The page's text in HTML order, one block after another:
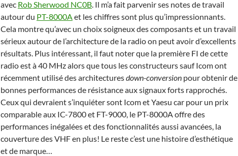
avec Rob Sherwood NC0B . Il m’a fait parvenir ses notes de travail
autour du PT-8000A et les chiffres sont plus qu’impressionnants.
Cela montre qu’avec un choix soigneux des composants et un travail
sérieux autour de l’architecture de la radio on peut avoir d’excellents
résultats. Plus intéressant, il faut noter que la première FI de cette
radio est à 40 MHz alors que tous les constructeurs sauf Icom ont
récemment utilisé des architecturesdown-conversion pour obtenir de
bonnes performances de résistance aux signaux forts rapprochés.
Ceux qui devraient s’inquiéter sont Icom et Yaesu car pour un prix
comparable aux IC-7800 et FT-9000, le PT-8000A offre des
performances inégalées et des fonctionnalités aussi avancées, la
couverture des VHF en plus! Le reste c’est une histoire d’esthétique
et de marque…